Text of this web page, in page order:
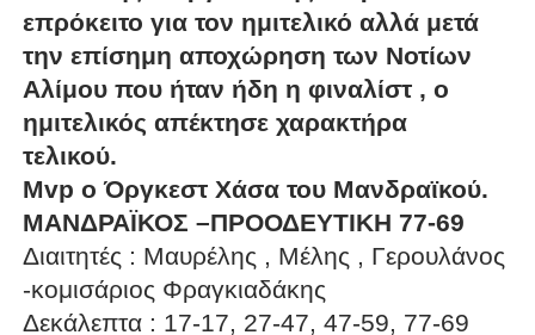
επρόκειτο για τον ημιτελικό αλλά μετά
την επίσημη αποχώρηση των Νοτίων
Αλίμου που ήταν ήδη η φιναλίστ , ο
ημιτελικός απέκτησε χαρακτήρα
τελικού.
Mvp o Όργκεστ Χάσα του Μανδραϊκού.
ΜΑΝΔΡΑΪΚΟΣ –ΠΡΟΟΔΕΥΤΙΚΗ 77-69
Διαιτητές : Μαυρέλης , Μέλης , Γερουλάνος
-κομισάριος Φραγκιαδάκης
Δεκάλεπτα : 17-17, 27-47, 47-59, 77-69